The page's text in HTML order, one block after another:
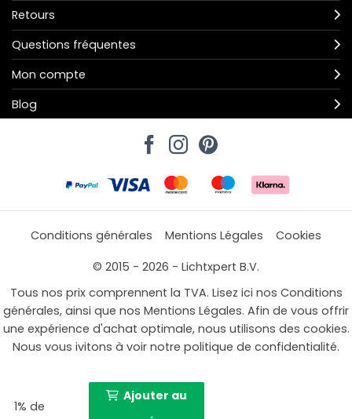
Retours
Questions fréquentes
Mon compte
Blog
Conditions générales Mentions Légales
Cookies
© 2015 - 2026 - Lichtxpert B.V.
Tous nos prix comprennent la TVA. Lisez ici nos Conditions
générales, ainsi que nos Mentions Légales. Afin de vous offrir
une expérience d'achat optimale, nous utilisons des cookies.
Nous vous ivitons à voir notre politique de confidentialité.
1% de
Ajouter au